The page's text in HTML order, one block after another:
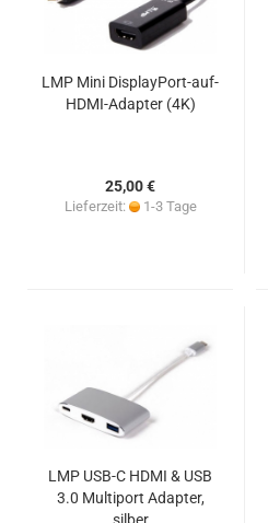
LMP Mini DisplayPort-auf-
HDMI-Adapter (4K)
25,00 €
Lieferzeit: 1-3 Tage
LMP USB-C HDMI & USB
3.0 Multiport Adapter,
silber